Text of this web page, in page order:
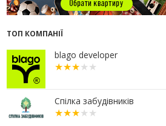
корпусі ЖР “Княгинин”
стрімко дорожчають: скільки в
метр
15.07.2026
12:06
На Франківщині житло за
«єОселею» дешевше на 21%
13.07.2026
ТОП КОМПАНІЇ
blago developer
Спілка забудівників